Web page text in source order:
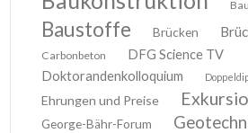
Baustoffe Brücken
Carbonbeton
DFG Science TV
Doktorandenkolloquium
Ehrungen und Preise
George-Bähr-Forum